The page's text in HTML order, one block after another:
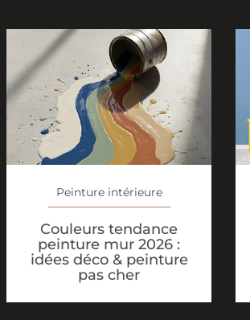
Peinture intérieure
Couleurs tendance
peinture mur 2026 :
idées déco & peinture
pas cher